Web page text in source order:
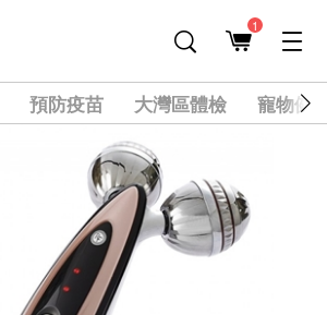
1
預防疫苗 大灣區體檢 寵物健